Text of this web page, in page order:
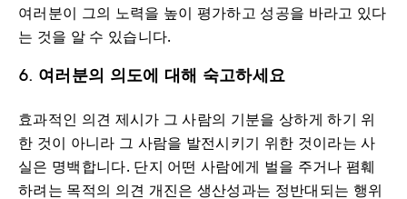
여러분이 그의 노력을 높이 평가하고 성공을 바라고 있다
는 것을 알 수 있습니다.
6. 여러분의 의도에 대해 숙고하세요
효과적인 의견 제시가 그 사람의 기분을 상하게 하기 위
한 것이 아니라 그 사람을 발전시키기 위한 것이라는 사
실은 명백합니다. 단지 어떤 사람에게 벌을 주거나 폄훼
하려는 목적의 의견 개진은 생산성과는 정반대되는 행위